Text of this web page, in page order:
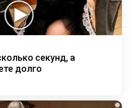
секунд, а
долго
i